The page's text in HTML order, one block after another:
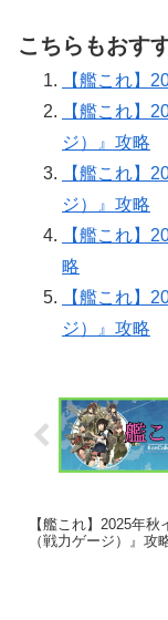
こちらもおす
【艦これ】
【艦これ】
ジ）』攻略
【艦これ】
ジ）』攻略
【艦これ】
略
【艦これ】
ジ）』攻略
【艦これ】2025年
（戦力ゲージ）』攻